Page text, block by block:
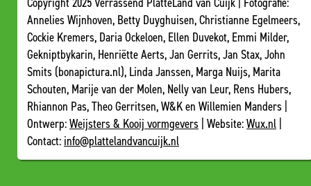
Annelies Wijnhoven, Betty Duyghuisen, Christianne Egelmeers,
Cockie Kremers, Daria Ockeloen, Ellen Duvekot, Emmi Milder,
Gekniptbykarin, Henriëtte Aerts, Jan Gerrits, Jan Stax, John
Smits (bonapictura.nl), Linda Janssen, Marga Nuijs, Marita
Schouten, Marije van der Molen, Nelly van Leur, Rens Hubers,
Rhiannon Pas, Theo Gerritsen, W&K en Willemien Manders |
Ontwerp:Weijsters & Kooij vormgevers | Website:Wux.nl
Contact: info@plattelandvancuijk.nl